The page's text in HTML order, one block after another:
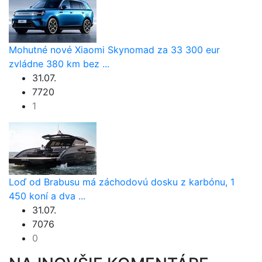
Mohutné nové Xiaomi Skynomad za 33 300 eur
zvládne 380 km bez ...
31.07.
7720
1
Loď od Brabusu má záchodovú dosku z karbónu, 1
450 koní a dva ...
31.07.
7076
0